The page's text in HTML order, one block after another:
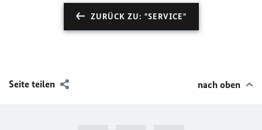
ZURÜCK ZU: "SERVICE"
Seite teilen nach oben